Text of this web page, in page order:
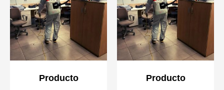
Producto Producto